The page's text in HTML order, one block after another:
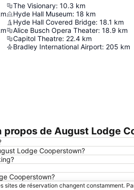
The Visionary: 10.3 km
Hyde Hall Museum: 18 km
Hyde Hall Covered Bridge: 18.1 km
Alice Busch Opera Theater: 18.9 km
Capitol Theatre: 22.4 km
Bradley International Airport: 205 km
de August Lodge
Lodge Cooperstown?
Cooperstown?
sites de réservation changent constamment.